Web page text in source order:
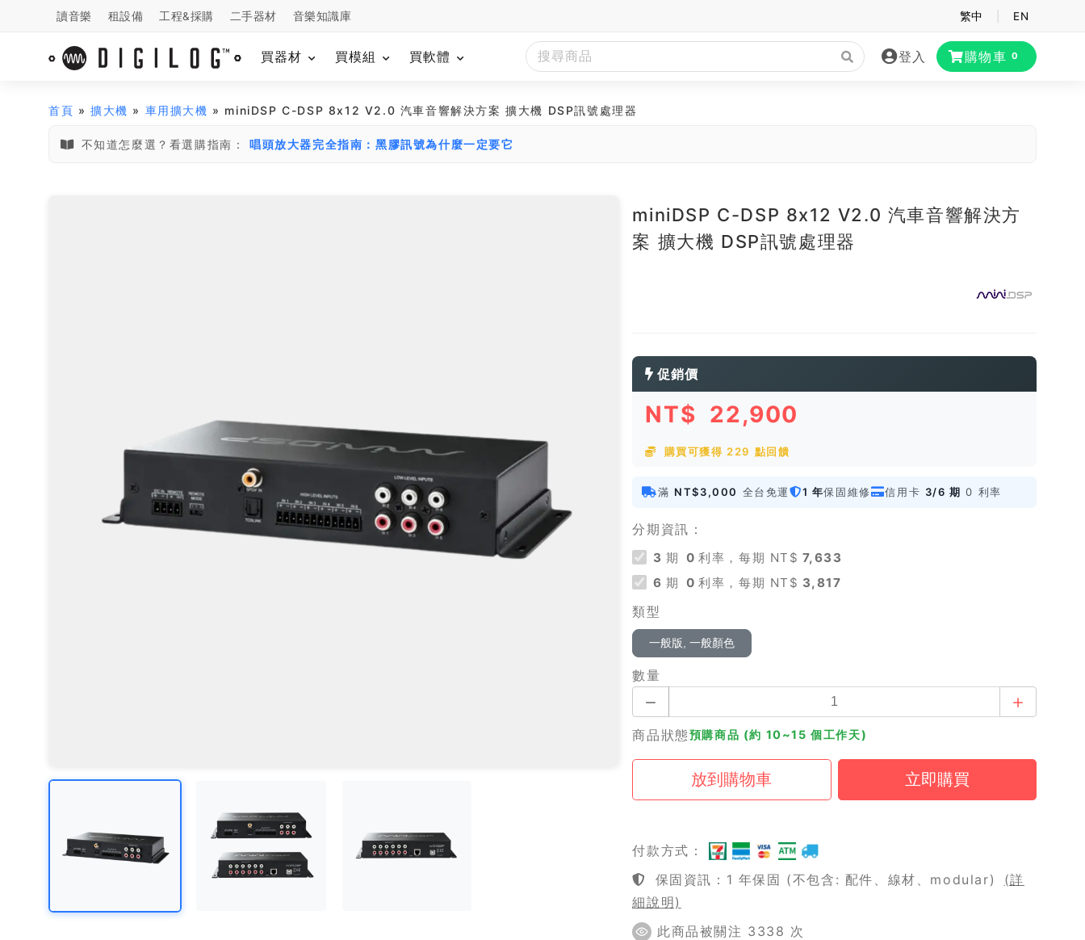
讀音樂 租設備 工程&採購 二手器材 音樂知識庫 繁中 EN
買器材 買模組 買軟體 登入 購物車 0
首頁 »擴大機 » 車用擴大機 » miniDSP C-DSP 8x12 V2.0 汽車音響解決方案 擴大機 DSP訊號處理器
不知道怎麼選？看選購指南： 唱頭放大器完全指南：黑膠訊號為什麼一定要它
miniDSP C-DSP 8x12 V2.0 汽車音響解決方
案 擴大機 DSP訊號處理器
促銷價
NT$ 22,900
購買可獲得 229 點回饋
滿 NT$3,000 全台免運 1 年保固維修 信用卡 3/6 期 0 利率
分期資訊：
3 期 0 利率，每期 NT$ 7,633
6 期 0 利率，每期 NT$ 3,817
類型
一般版, 一般顏色
數量
商品狀態預購商品 (約 10~15 個工作天)
付款方式：
保固資訊：1 年保固 (不包含: 配件、線材、modular)
(詳
細說明)
此商品被關注 3338 次